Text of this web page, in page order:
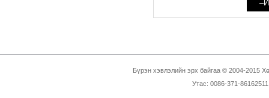
Бүрэн хэвлэлийн эрх байгаа © 2004-2015
Утас: 0086-371-